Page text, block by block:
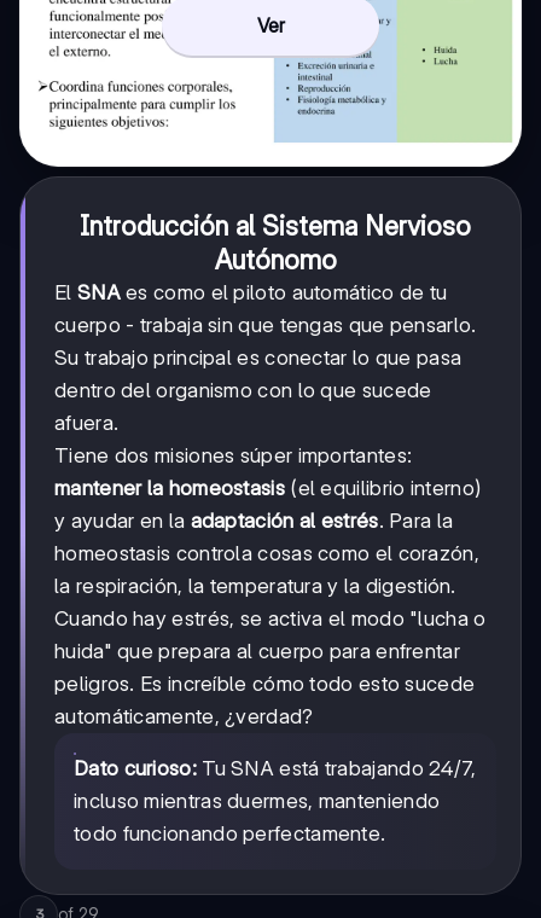
Ver
Introducción al Sistema Nervioso
Autónomo
El SNAes como el piloto automático de tu
cuerpo - trabaja sin que tengas que pensarlo.
Su trabajo principal es conectar lo que pasa
dentro del organismo con lo que sucede
afuera.
Tiene dos misiones súper importantes:
mantener la homeostasis(el equilibrio interno)
y ayudar en la adaptación al estrés. Para la
homeostasis controla cosas como el corazón,
la respiración, la temperatura y la digestión.
Cuando hay estrés, se activa el modo "lucha o
huida" que prepara al cuerpo para enfrentar
peligros. Es increíble cómo todo esto sucede
automáticamente, ¿verdad?
Dato curioso:Tu SNA está trabajando 24/7,
incluso mientras duermes, manteniendo
todo funcionando perfectamente.
3